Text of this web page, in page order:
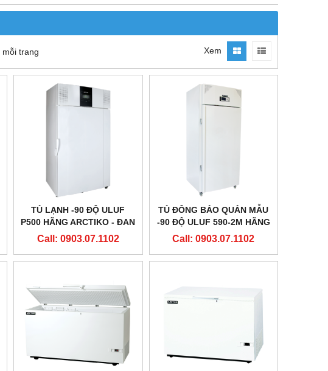
mỗi trang Xem
TỦ LẠNH -90 ĐỘ ULUF
P500 HÃNG ARCTIKO - ĐAN
MẠCH
Call: 0903.07.1102
TỦ ĐÔNG BẢO QUẢN MẪU
-90 ĐỘ ULUF 590-2M HÃNG
ARCTIKO - ĐAN MẠCH
Call: 0903.07.1102